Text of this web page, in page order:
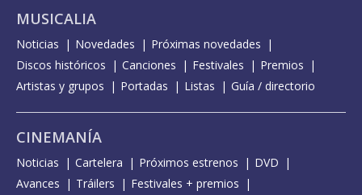
MUSICALIA
Noticias Novedades
Próximas novedades
Discos históricos
Canciones Festivales
Premios
Artistas y grupos
Portadas Listas Guía / directorio
CINEMANÍA
Noticias Cartelera Próximos estrenos
DVD
Avances
Tráilers
Festivales + premios